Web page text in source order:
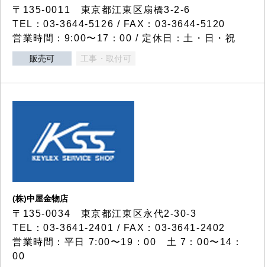
〒135-0011 東京都江東区扇橋3-2-6
TEL：03-3644-5126 / FAX：03-3644-5120
営業時間：9:00〜17：00 / 定休日：土・日・祝
販売可 工事・取付可
(株)中屋金物店
〒135-0034 東京都江東区永代2-30-3
TEL：03-3641-2401 / FAX：03-3641-2402
営業時間：平日 7:00〜19：00 土 7：00〜14：
00